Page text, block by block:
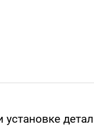
установке